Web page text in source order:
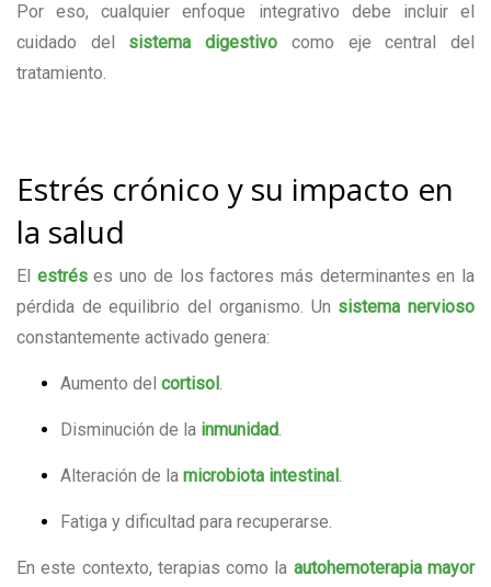
Por eso, cualquier enfoque integrativo debe incluir el
cuidado del sistema digestivo como eje central del
tratamiento.
Estrés crónico y su impacto en
la salud
El estréses uno de los factores más determinantes en la
pérdida de equilibrio del organismo. Un sistema nervioso
constantemente activado genera:
Aumento del cortisol .
Disminución de la inmunidad.
Alteración de la microbiota intestinal .
Fatiga y dificultad para recuperarse.
En este contexto, terapias como la autohemoterapia mayor